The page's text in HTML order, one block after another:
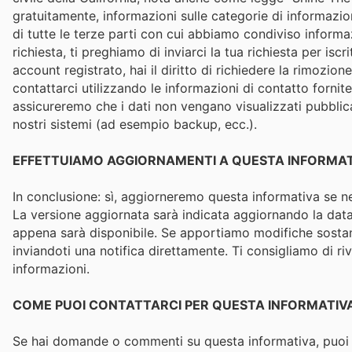
gratuitamente, informazioni sulle categorie di
di tutte le terze parti con cui abbiamo condiviso
richiesta, ti preghiamo di inviarci la tua richiesta per
account registrato, hai il diritto di richiedere la
contattarci utilizzando le informazioni di contatto
assicureremo che i dati non vengano visualizzati
nostri sistemi (ad esempio backup, ecc.).
EFFETTUIAMO AGGIORNAMENTI A QUESTA
In conclusione: sì, aggiorneremo questa informativa se
La versione aggiornata sarà indicata aggiornando la
appena sarà disponibile. Se apportiamo modifiche
inviandoti una notifica direttamente. Ti consigliamo di
informazioni.
COME PUOI CONTATTARCI PER QUESTA
Se hai domande o commenti su questa informativa,